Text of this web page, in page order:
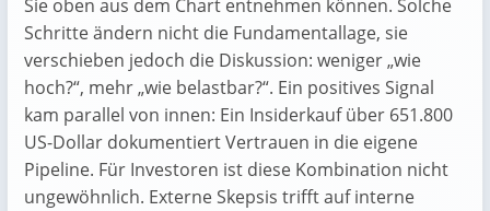
Sie oben aus dem Chart entnehmen können. Solche
Schritte ändern nicht die Fundamentallage, sie
verschieben jedoch die Diskussion: weniger „wie
hoch?“, mehr „wie belastbar?“. Ein positives Signal
kam parallel von innen: Ein Insiderkauf über 651.800
US-Dollar dokumentiert Vertrauen in die eigene
Pipeline. Für Investoren ist diese Kombination nicht
ungewöhnlich. Externe Skepsis trifft auf interne